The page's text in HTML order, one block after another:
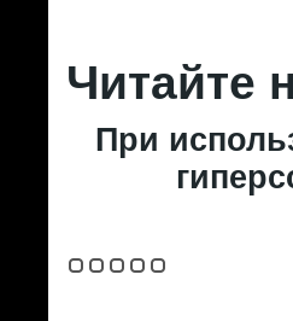
Читайте
При